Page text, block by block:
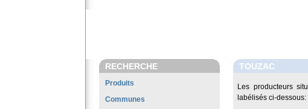
RECHERCHE
Produits
Communes
TOUZAC
Les producteurs
labélisés ci-dessous: